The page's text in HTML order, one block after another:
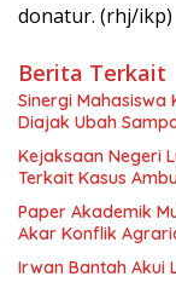
donatur. (rhj/ikp)
Berita Terkait
Sinergi Mahasiswa
Diajak Ubah
Kejaksaan Negeri Luwu
Terkait Kasus
Paper Akademik
Akar Konflik
Irwan Bantah Akui